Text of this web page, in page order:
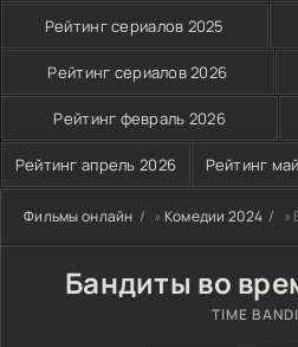
Рейтинг сериалов 2025
Рейтинг сериалов 2026
Рейтинг февраль 2026
Рейтинг апрель 2026 Рейтинг
Фильмы онлайн » Комедии 2024 »
Бандиты во
TIME